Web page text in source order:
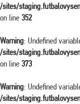
/sites/
on line 352
Warning: Undefined
/sites/
on line 373
Warning: Undefined
/sites/